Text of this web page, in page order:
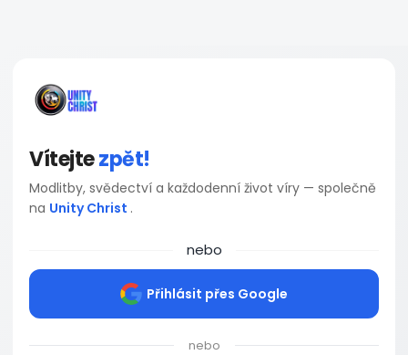
Vítejtezpět!
Modlitby, svědectví a každodenní život víry — společně
na Unity Christ .
nebo
Přihlásit přes Google
nebo